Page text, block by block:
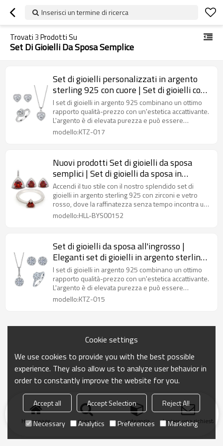
Inserisci un termine di ricerca
Trovati3Prodotti Su
Set Di Gioielli Da Sposa Semplice
Set di gioielli personalizzati in argento
sterling 925 con cuore | Set di gioielli con
zirconi per donna
I set di gioielli in argento 925 combinano un ottimo
rapporto qualità-prezzo con un'estetica accattivante.
L'argento è di elevata purezza e può essere
personalizzato nel design.
modello:KTZ-017
Nuovi prodotti Set di gioielli da sposa
semplici | Set di gioielli da sposa in
argento 925 con zirconi e vetro rosso
Accendi il tuo stile con il nostro splendido set di
gioielli in argento sterling 925 con zirconi e vetro
rosso, dove la raffinatezza senza tempo incontra un
tocco passionale.
modello:HLL-BYS00152
Set di gioielli da sposa all'ingrosso |
Eleganti set di gioielli in argento sterling
925 con zirconi
I set di gioielli in argento 925 combinano un ottimo
rapporto qualità-prezzo con un'estetica accattivante.
L'argento è di elevata purezza e può essere
personalizzato nel design.
modello:KTZ-015
Homepage ricerca categoria Inviare una richiesta
Cookie settings
We use cookies to provide you with the best possible
experience. They also allow us to analyze user behavior in
order to constantly improve the website for you.
Accept all Accept Selection
Reject All
Necessary
Analytics Preferences Marketing